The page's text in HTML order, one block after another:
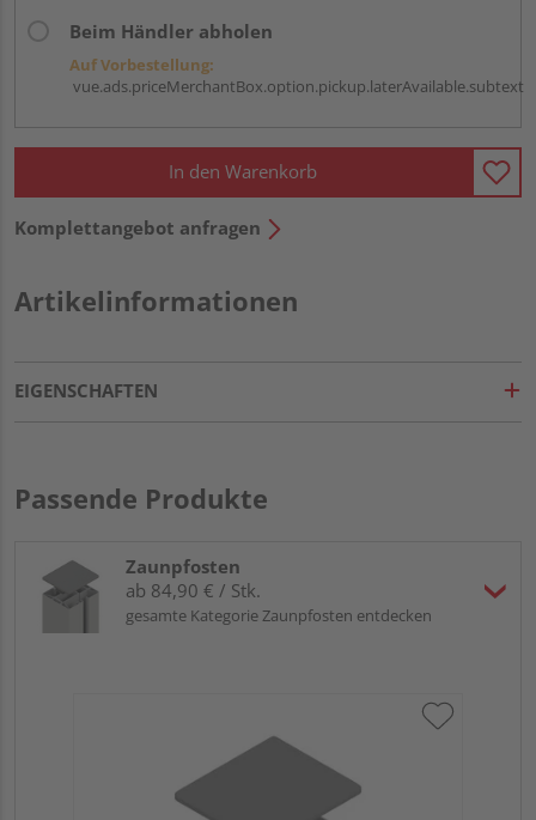
Beim Händler abholen
Auf Vorbestellung:
vue.ads.priceMerchantBox.option.pickup.laterAvailable.subtext
In den Warenkorb
Komplettangebot anfragen
Artikelinformationen
EIGENSCHAFTEN
Passende Produkte
Zaunpfosten
ab 84,90 € / Stk.
gesamte Kategorie Zaunpfosten entdecken